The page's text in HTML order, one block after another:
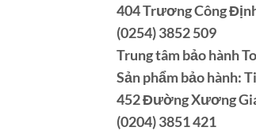
404 Trương Công
(0254) 3852 509
Trung tâm bảo hành
Sản phẩm bảo hành:
452 Đường Xương
(0204) 3851 421